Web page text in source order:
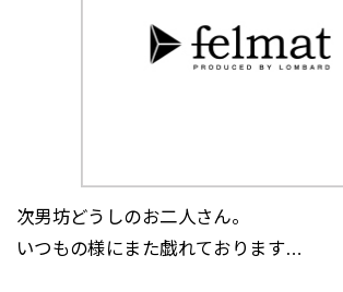
次男坊どうしのお二人さん。
いつもの様にまた戯れております…